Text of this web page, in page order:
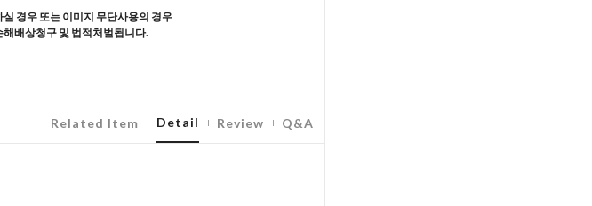
경우 또는 이미지 무단사용의 경우
배상청구 및 법적처벌됩니다.
Related Item Detail Review Q&A